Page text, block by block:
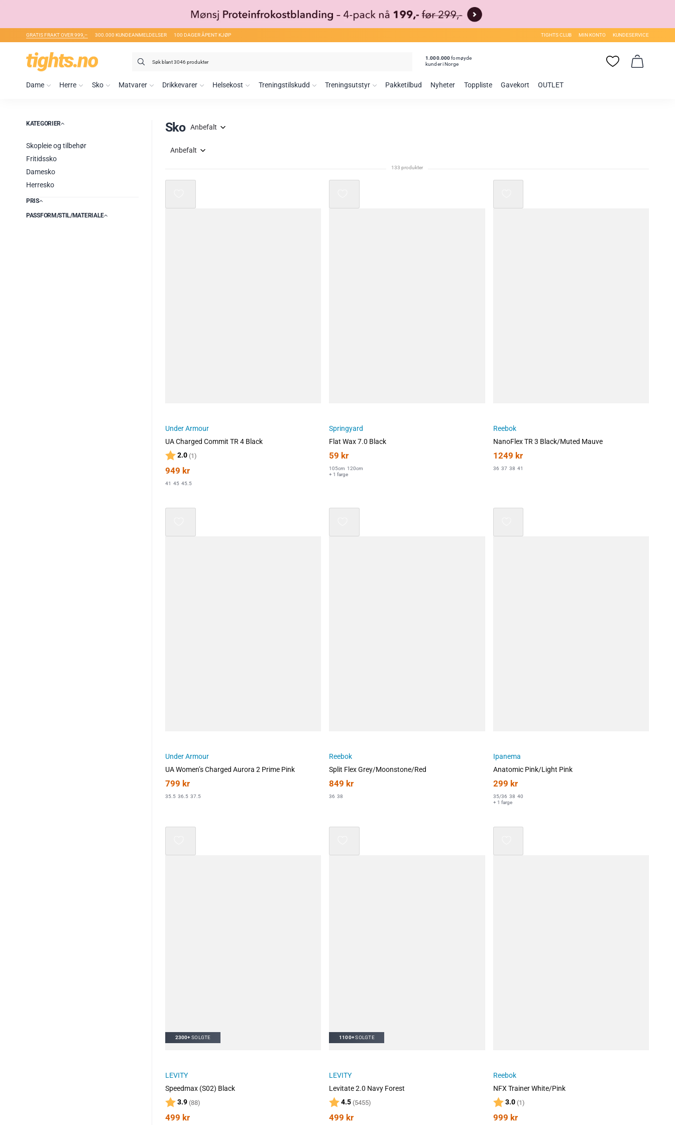
GRATIS FRAKT OVER 999,– 300.000 KUNDEANMELDELSER 100 DAGER ÅPENT KJØP TIGHTS CLUB MIN KONTO KUNDESERVICE
Søk
1.000.000fornøyde
kunder i Norge
Dame Herre Sko Matvarer Drikkevarer Helsekost Treningstilskudd Treningsutstyr Pakketilbud Nyheter Toppliste Gavekort OUTLET
KATEGORIER
Skopleie og tilbehør
Fritidssko
Damesko
Herresko
PRIS
PASSFORM/STIL/MATERIALE
Sko Anbefalt
Anbefalt
133 produkter
Under Armour
UA Charged Commit TR 4 Black
Karakter:
2.0 (1)
949 kr
41 45 45.5
Springyard
Flat Wax 7.0 Black
59 kr
105cm 120cm
+ 1 farge
Reebok
NanoFlex TR 3 Black/Muted Mauve
1249 kr
36 37 38 41
Under Armour
UA Women’s Charged Aurora 2 Prime Pink
799 kr
35.5 36.5 37.5
Reebok
Split Flex Grey/Moonstone/Red
849 kr
36 38
Ipanema
Anatomic Pink/Light Pink
299 kr
35/36 38 40
+ 1 farge
2300+SOLGTE
LEVITY
Speedmax (S02) Black
Karakter:
3.9 (88)
499 kr
1100+SOLGTE
LEVITY
Levitate 2.0 Navy Forest
Karakter:
4.5 (5455)
499 kr
Reebok
NFX Trainer White/Pink
Karakter:
3.0(1)
999 kr